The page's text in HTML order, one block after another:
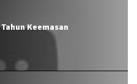
Keemasan